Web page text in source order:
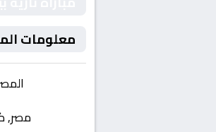
معلومات
مصر,